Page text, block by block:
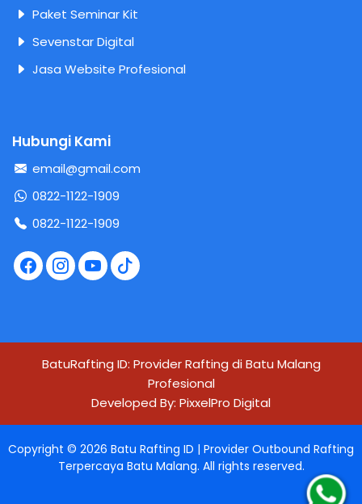
Paket Seminar Kit
Sevenstar Digital
Jasa Website Profesional
Hubungi Kami
email@gmail.com
0822-1122-1909
0822-1122-1909
BatuRafting ID: Provider Rafting di Batu Malang
Profesional
Developed By: PixxelPro Digital
Copyright © 2026 Batu Rafting ID | Provider Outbound Rafting
Terpercaya Batu Malang. All rights reserved.